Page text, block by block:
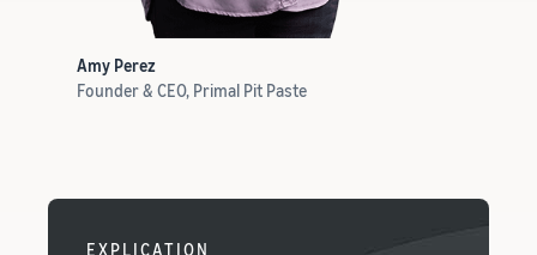
Amy Perez
Founder & CEO, Primal Pit Paste
EXPLICATION